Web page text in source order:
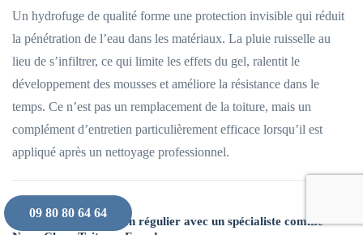
Un hydrofuge de qualité forme une protection invisible qui réduit
la pénétration de l’eau dans les matériaux. La pluie ruisselle au
lieu de s’infiltrer, ce qui limite les effets du gel, ralentit le
développement des mousses et améliore la résistance dans le
temps. Ce n’est pas un remplacement de la toiture, mais un
complément d’entretien particulièrement efficace lorsqu’il est
appliqué après un nettoyage professionnel.
L’intérêt d’un entretien régulier avec un spécialiste comme
09 80 80 64 64